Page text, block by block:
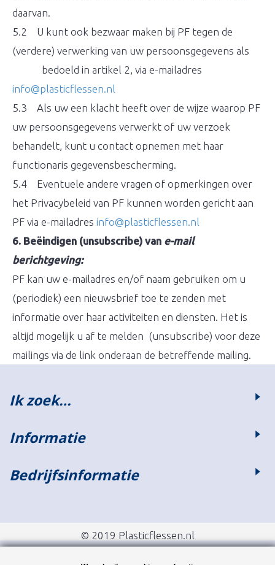
daarvan.
5.2 U kunt ook bezwaar maken bij PF tegen de
(verdere) verwerking van uw persoonsgegevens als
bedoeld in artikel 2, via e-mailadres
info@plasticflessen.nl
5.3 Als uw een klacht heeft over de wijze waarop PF
uw persoonsgegevens verwerkt of uw verzoek
behandelt, kunt u contact opnemen met haar
functionaris gegevensbescherming.
5.4 Eventuele andere vragen of opmerkingen over
het Privacybeleid van PF kunnen worden gericht aan
PF via e-mailadres info@plasticflessen.nl
6. Beëindigen (unsubscribe) van e-mail
berichtgeving:
PF kan uw e-mailadres en/of naam gebruiken om u
(periodiek) een nieuwsbrief toe te zenden met
informatie over haar activiteiten en diensten. Het is
altijd mogelijk u af te melden (unsubscribe) voor deze
mailings via de link onderaan de betreffende mailing.
Ik zoek…
Informatie
Bedrijfsinformatie
© 2019 Plasticflessen.nl